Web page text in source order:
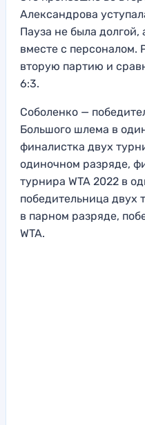
Александрова
Пауза не была
вместе с персоналом.
вторую партию и
6:3.
Соболенко —
Большого шлема в
финалистка двух
одиночном разряде,
турнира WTA 2022 в
победительница двух
в парном разряде,
WTA.